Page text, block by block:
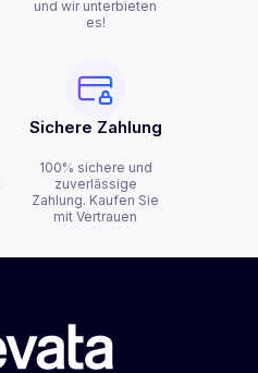
und wir unterbieten
es!
Sichere Zahlung
100% sichere und
zuverlässige
Zahlung. Kaufen Sie
mit Vertrauen